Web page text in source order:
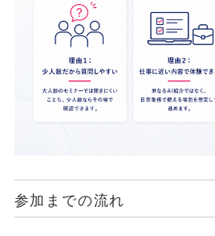
参加までの流れ